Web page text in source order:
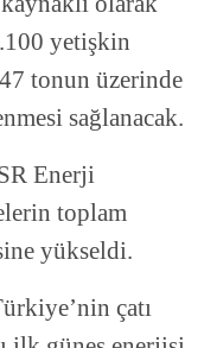
yetişkin
tonun üzerinde
sağlanacak.
Enerji
toplam
yükseldi.
çatı